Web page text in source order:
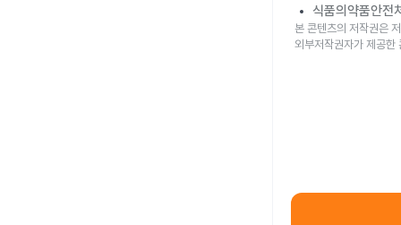
식품의약품안전
본 콘텐츠의 저작권은
외부저작권자가 제공한